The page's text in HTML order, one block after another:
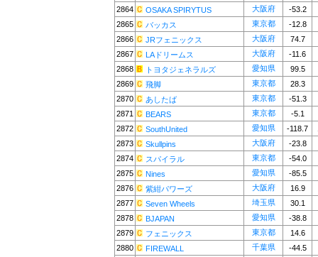
2864
OSAKA SPIRYTUS 大阪府
-53.2
2865
バッカス 東京都
-12.8
2866
JRフェニックス 大阪府
74.7
2867
LAドリームス 大阪府
-11.6
2868
トヨタジェネラルズ 愛知県
99.5
2869
飛脚 東京都
28.3
2870
あしたば 東京都
-51.3
2871
BEARS 東京都
-5.1
2872
SouthUnited 愛知県 -118.7
2873
Skullpins 大阪府
-23.8
2874
スパイラル 東京都
-54.0
2875
Nines 愛知県
-85.5
2876
紫紺パワーズ 大阪府
16.9
2877
Seven Wheels 埼玉県
30.1
2878
BJAPAN 愛知県
-38.8
2879
フェニックス 東京都
14.6
2880
FIREWALL 千葉県
-44.5